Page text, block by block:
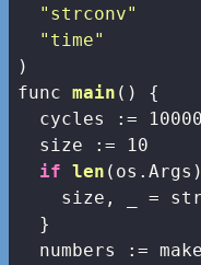
"strconv"
"time"
)
func main ()
{
  cycles :=
  size :=
10
if len (os.Args)
size, _ =
  }
numbers :=